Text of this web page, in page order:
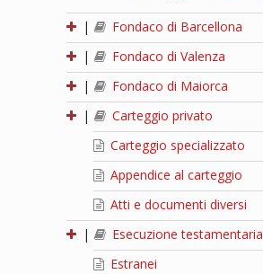
|
Fondaco di Barcellona
|
Fondaco di Valenza
|
Fondaco di Maiorca
|
Carteggio privato
Carteggio specializzato
Appendice al carteggio
Atti e documenti diversi
|
Esecuzione testamentaria
Estranei